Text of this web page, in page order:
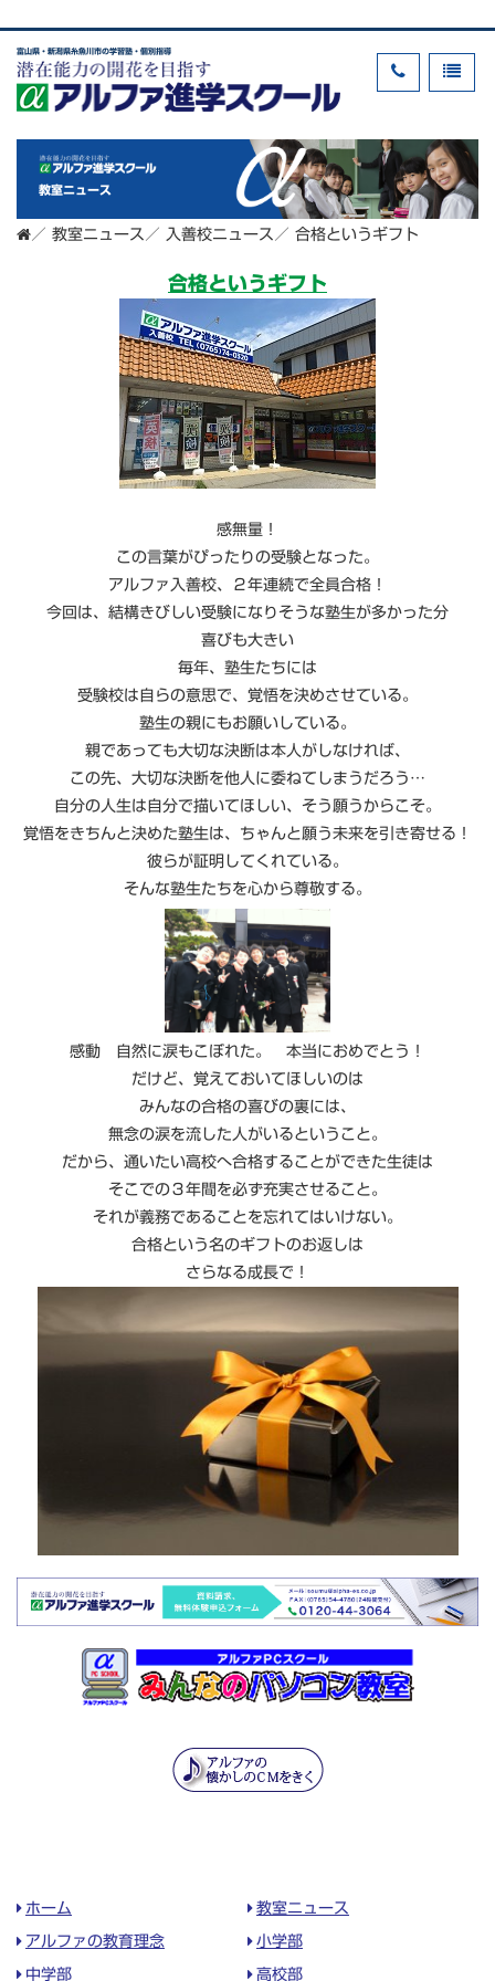
富山県・新潟県糸魚川市の学習塾・個別指導
教室ニュース
／ 教室ニュース ／ 入善校ニュース ／ 合格というギフト
合格というギフト
感無量！
この言葉がぴったりの受験となった。
アルファ入善校、２年連続で全員合格！
今回は、結構きびしい受験になりそうな塾生が多かった分
喜びも大きい
毎年、塾生たちには
受験校は自らの意思で、覚悟を決めさせている。
塾生の親にもお願いしている。
親であっても大切な決断は本人がしなければ、
この先、大切な決断を他人に委ねてしまうだろう…
自分の人生は自分で描いてほしい、そう願うからこそ。
覚悟をきちんと決めた塾生は、ちゃんと願う未来を引き寄せる！
彼らが証明してくれている。
そんな塾生たちを心から尊敬する。
感動 自然に涙もこぼれた。 本当におめでとう！
だけど、覚えておいてほしいのは
みんなの合格の喜びの裏には、
無念の涙を流した人がいるということ。
だから、通いたい高校へ合格することができた生徒は
そこでの３年間を必ず充実させること。
それが義務であることを忘れてはいけない。
合格という名のギフトのお返しは
さらなる成長で！
ホーム 教室ニュース
アルファの教育理念 小学部
中学部 高校部